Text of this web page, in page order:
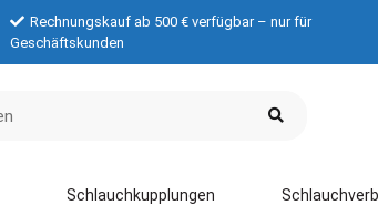
Rechnungskauf ab 500 € verfügbar – nur für
Geschäftskunden
Schlauchkupplungen